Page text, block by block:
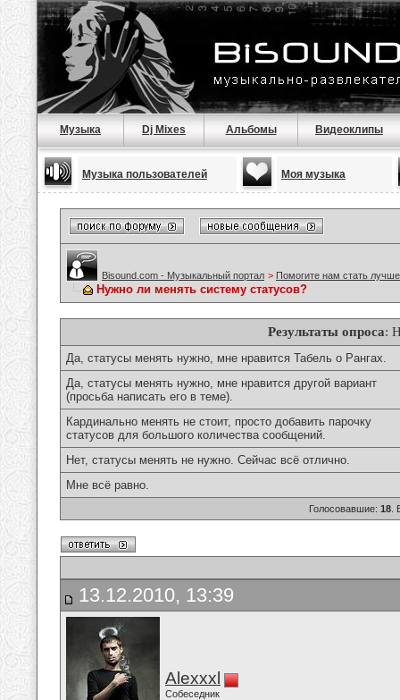
Музыка Dj Mixes Альбомы Видеоклипы
Музыка пользователей Моя музыка
Bisound.com - Музыкальный портал > Помогите нам стать
Нужно ли менять систему статусов?
Результаты опроса:
Да, статусы менять нужно, мне нравится Табель о Рангах.
Да, статусы менять нужно, мне нравится другой вариант
(просьба написать его в теме).
Кардинально менять не стоит, просто добавить парочку
статусов для большого количества сообщений.
Нет, статусы менять не нужно. Сейчас всё отлично.
Мне всё равно.
Голосовавшие: 18.
13.12.2010, 13:39
Alexxxl
Собеседник